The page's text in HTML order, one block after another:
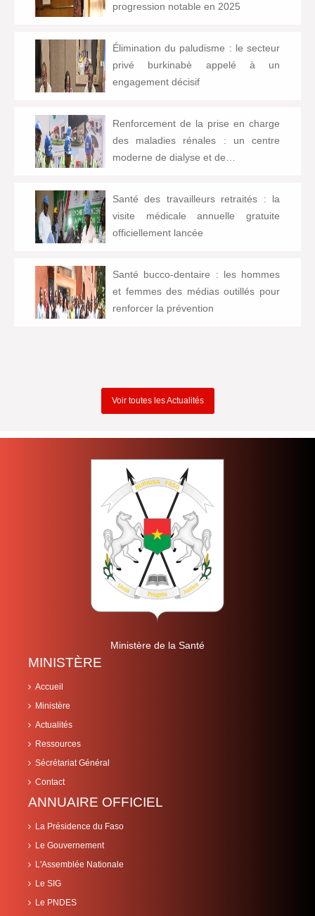
progression notable en 2025
Élimination du paludisme : le secteur
privé burkinabè appelé à un
engagement décisif
Renforcement de la prise en charge
des maladies rénales : un centre
moderne de dialyse et de…
Santé des travailleurs retraités : la
visite médicale annuelle gratuite
officiellement lancée
Santé bucco-dentaire : les hommes
et femmes des médias outillés pour
renforcer la prévention
Voir toutes les Actualités
Ministère de la Santé
MINISTÈRE
Accueil
Ministère
Actualités
Ressources
Sécrétariat Général
Contact
ANNUAIRE OFFICIEL
La Présidence du Faso
Le Gouvernement
L'Assemblée Nationale
Le SIG
Le PNDES